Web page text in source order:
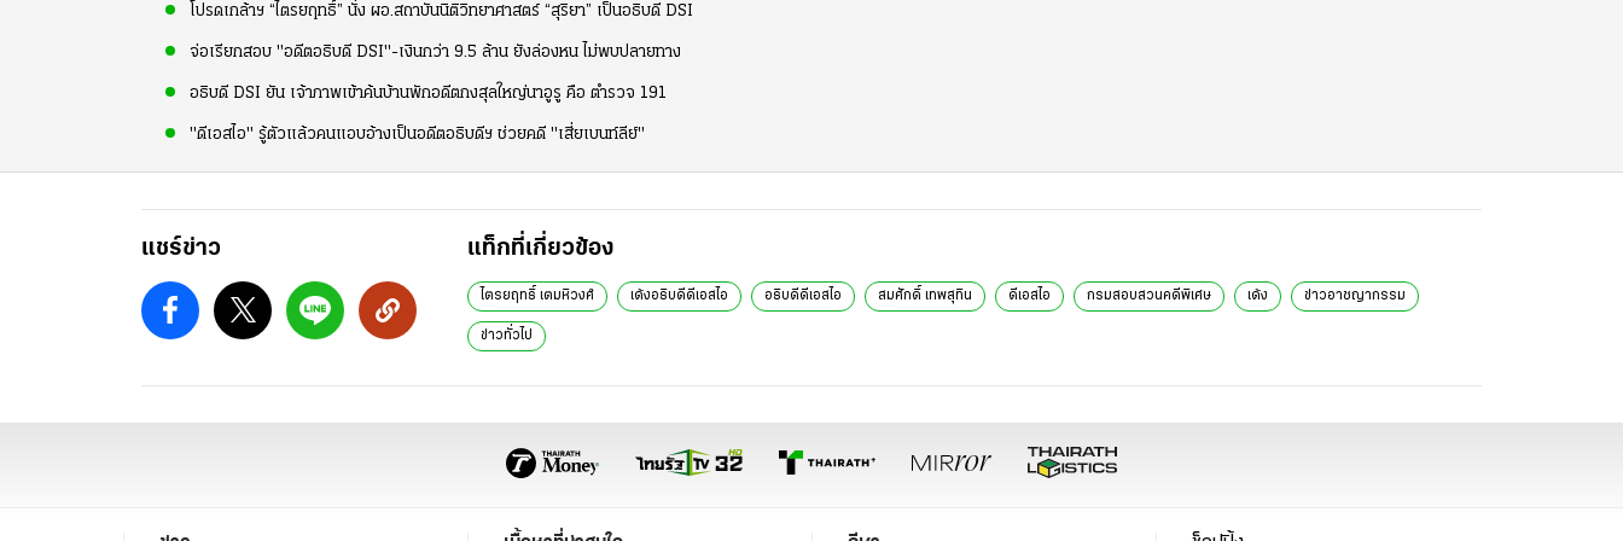
โปรดเกล้าฯ “ไตรยฤทธิ์” นั่ง ผอ.สถาบันนิติวิทยาศาสตร์ “สุริยา” เป็นอธิบดี DSI
จ่อเรียกสอบ "อดีตอธิบดี DSI"-เงินกว่า 9.5 ล้าน ยังล่องหน ไม่พบปลายทาง
อธิบดี DSI ยัน เจ้าภาพเข้าค้นบ้านพักอดีตกงสุลใหญ่นาอูรู คือ ตำรวจ 191
"ดีเอสไอ" รู้ตัวแล้วคนแอบอ้างเป็นอดีตอธิบดีฯ ช่วยคดี "เสี่ยเบนท์ลีย์"
แชร์ข่าว แท็กที่เกี่ยวข้อง
ไตรยฤทธิ์ เตมหิวงศ์ เด้งอธิบดีดีเอสไอ อธิบดีดีเอสไอ สมศักดิ์ เทพสุทิน ดีเอสไอ กรมสอบสวนคดีพิเศษ เด้ง ข่าวอาชญากรรม
ข่าวทั่วไป